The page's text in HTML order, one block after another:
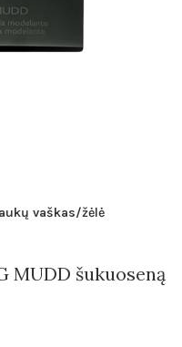
vaškas/žėlė
MUDD šukuoseną